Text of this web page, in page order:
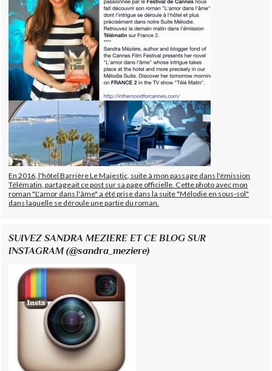
En 2016, l'hôtel Barrière Le Majestic, suite à mon passage dans l'émission
Télématin, partageait ce post sur sa page officielle. Cette photo avec mon
roman "L'amor dans l'âme" a été prise dans la suite "Mélodie en sous-sol"
dans laquelle se déroule une partie du roman.
SUIVEZ SANDRA MEZIERE ET CE BLOG SUR
INSTAGRAM (@sandra_meziere)